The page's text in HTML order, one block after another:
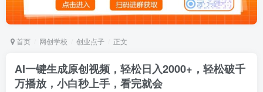
首页 网创学校 创业点子 正文
AI一键生成原创视频，轻松日入2000+，轻松破千
万播放，小白秒上手，看完就会